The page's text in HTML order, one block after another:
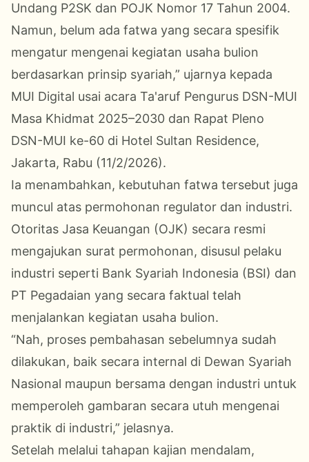
Undang P2SK dan POJK Nomor 17 Tahun 2004.
Namun, belum ada fatwa yang secara spesifik
mengatur mengenai kegiatan usaha bulion
berdasarkan prinsip syariah,” ujarnya kepada
MUI Digital usai acara Ta'aruf Pengurus DSN-MUI
Masa Khidmat 2025–2030 dan Rapat Pleno
DSN-MUI ke-60 di Hotel Sultan Residence,
Jakarta, Rabu (11/2/2026).
Ia menambahkan, kebutuhan fatwa tersebut juga
muncul atas permohonan regulator dan industri.
Otoritas Jasa Keuangan (OJK) secara resmi
mengajukan surat permohonan, disusul pelaku
industri seperti Bank Syariah Indonesia (BSI) dan
PT Pegadaian yang secara faktual telah
menjalankan kegiatan usaha bulion.
“Nah, proses pembahasan sebelumnya sudah
dilakukan, baik secara internal di Dewan Syariah
Nasional maupun bersama dengan industri untuk
memperoleh gambaran secara utuh mengenai
praktik di industri,” jelasnya.
Setelah melalui tahapan kajian mendalam,